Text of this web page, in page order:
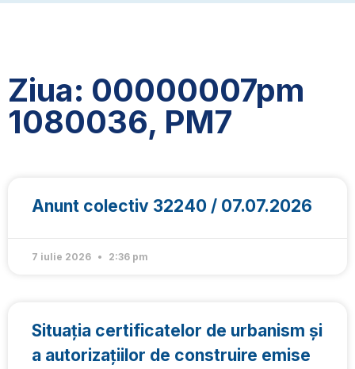
Ziua: 00000007pm
1080036, PM7
Anunt colectiv 32240 / 07.07.2026
7 iulie 2026 2:36 pm
Situația certificatelor de urbanism și
a autorizațiilor de construire emise